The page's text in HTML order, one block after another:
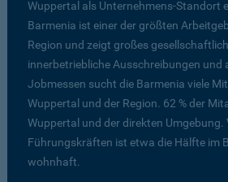
Wuppertal als Unternehmens-Standort
Barmenia ist einer der größten
Region und zeigt großes
innerbetriebliche Ausschreibungen und
Jobmessen sucht die Barmenia viele
Wuppertal und der Region. 62 % der
Wuppertal und der direkten Umgebung.
Führungskräften ist etwa die Hälfte im
wohnhaft.